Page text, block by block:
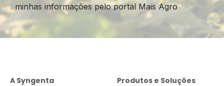
minhas informações pelo portal Mais Agro
A Syngenta Produtos e Soluções